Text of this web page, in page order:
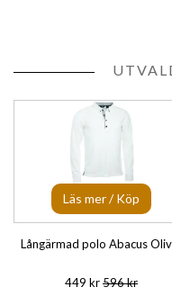
Läs mer / Köp
Långärmad polo Abacus
449 kr596 kr